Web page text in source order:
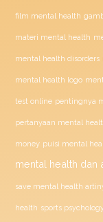
film mental health
materi mental health
mental health disorders
mental health logo
test online pentingnya
pertanyaan mental
money puisi mental
mental health dan
save mental health
health sports